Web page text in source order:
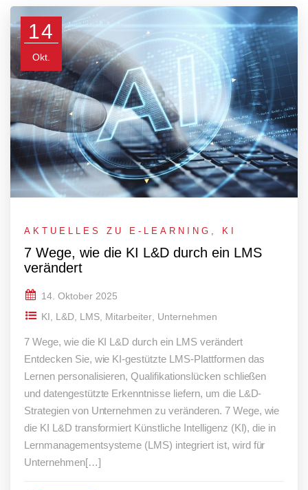
14
Okt.
AKTUELLES ZU E-LEARNING , KI
7 Wege, wie die KI L&D durch ein LMS
verändert
14. Oktober 2025
KI, L&D, LMS, Mitarbeiter, Unternehmen
7 Wege, wie die KI L&D durch ein LMS verändert
Entdecken Sie, wie KI-gestützte LMS-Plattformen das
Lernen personalisieren, Qualifikationslücken schließen
und datengestützte Erkenntnisse liefern, um die L&D-
Strategien von Unternehmen zu veränderen. 7 Wege, wie
die KI L&D transformiert Künstliche Intelligenz (KI), die in
Lernmanagementsysteme (LMS) integriert ist, wird für
Unternehmen[…]